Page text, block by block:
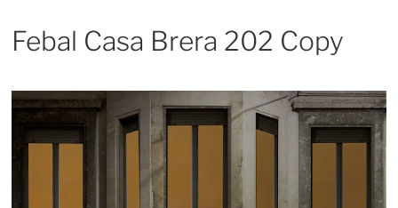
Febal Casa Brera 202 Copy